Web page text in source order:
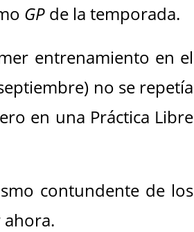
GP de la temporada.
entrenamiento en el
no se repetía
en una Práctica Libre
contundente de los
ahora.